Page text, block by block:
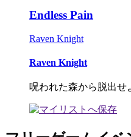
Endless Pain
Raven Knight
Raven Knight
呪われた森から脱出せ